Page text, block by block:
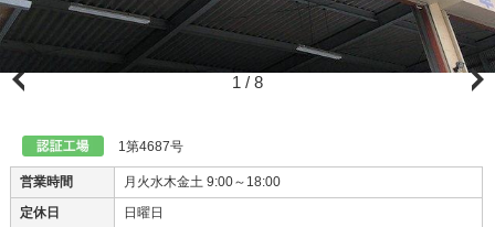
1 / 8
1第4687号
営業時間
月火水木金土 9:00～18:00
定休日
日曜日